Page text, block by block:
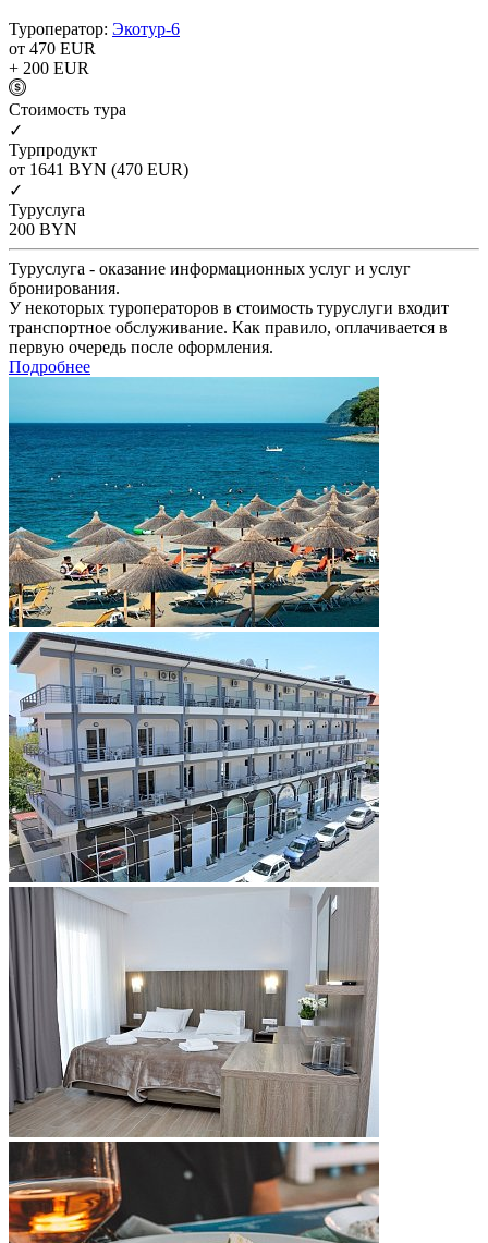
Туроператор: Экотур-6
от 470 EUR
+ 200 EUR
Cтоимость тура
✓
Турпродукт
от 1641 BYN (470 EUR)
✓
Туруслуга
200 BYN
Туруслуга - оказание информационных услуг и услуг
бронирования.
У некоторых туроператоров в стоимость туруслуги входит
транспортное обслуживание. Как правило, оплачивается в
первую очередь после оформления.
Подробнее